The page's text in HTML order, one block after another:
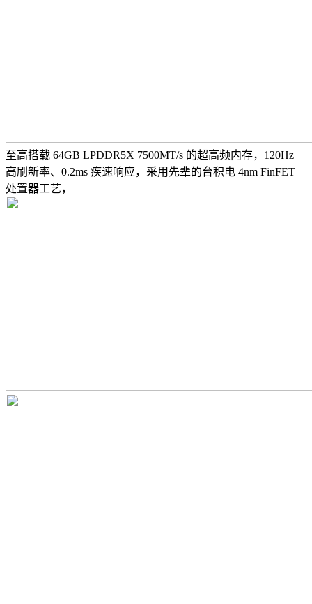
至高搭载 64GB LPDDR5X 7500MT/s 的超高频内存，120Hz
高刷新率、0.2ms 疾速响应，采用先辈的台积电 4nm FinFET
处置器工艺，